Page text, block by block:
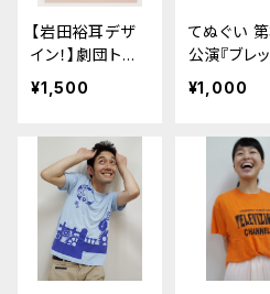
【岩田裕耳デザ
イン！】劇団トー
トバッグ
¥1,500
てぬぐい
公演『ブレ
ーの啼かな
鳥たち』
¥1,000